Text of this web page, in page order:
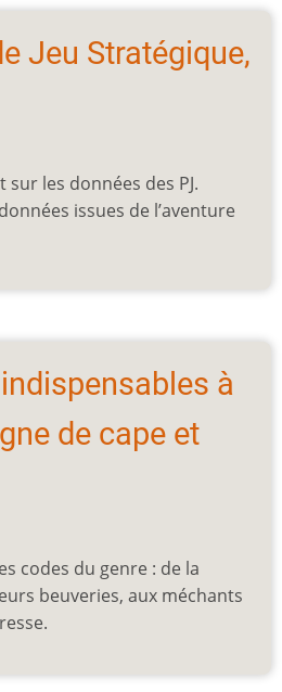
Jeu Stratégique,
sur les données des PJ.
issues de l’aventure
à
de cape et
codes du genre : de la
beuveries, aux méchants